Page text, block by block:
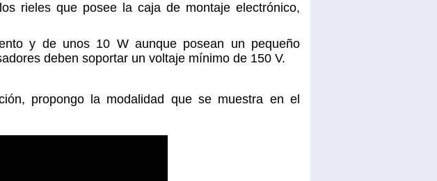
rieles que posee la caja de montaje electrónico,
y de unos 10 W aunque posean un pequeño
deben soportar un voltaje mínimo de 150 V.
propongo la modalidad que se muestra en el